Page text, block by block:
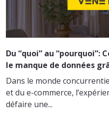
Du “quoi” au “pourquoi”:
le manque de données
Dans le monde
et du e-commerce,
défaire une...